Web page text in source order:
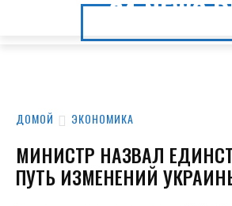
ДОМОЙ ЭКОНОМИКА
МИНИСТР НАЗВАЛ
ПУТЬ ИЗМЕНЕНИЙ